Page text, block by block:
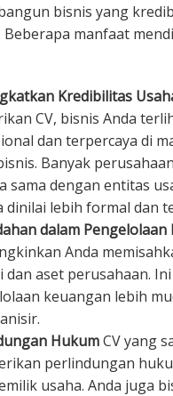
bisnis yang
manfaat
Kredibilitas
CV, bisnis Anda
dan terpercaya di
Banyak
sama dengan entitas
dinilai lebih formal dan
dalam Pengelolaan
Anda
dan aset perusahaan.
keuangan lebih
HukumCV yang
perlindungan
usaha. Anda juga